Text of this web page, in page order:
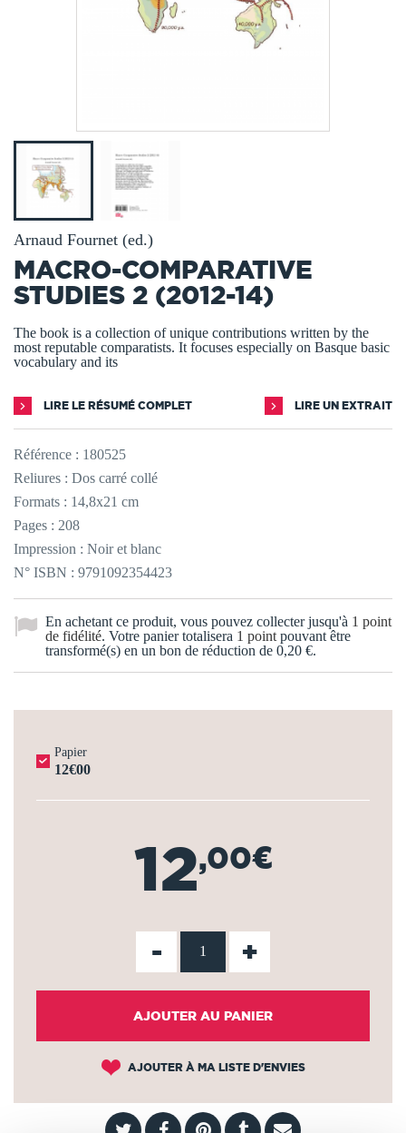
Arnaud Fournet (ed.)
MACRO-COMPARATIVE
STUDIES 2 (2012-14)
The book is a collection of unique contributions written by the
most reputable comparatists. It focuses especially on Basque basic
vocabulary and its
LIRE LE RÉSUMÉ COMPLET LIRE UN EXTRAIT
Référence : 180525
Reliures : Dos carré collé
Formats : 14,8x21 cm
Pages : 208
Impression : Noir et blanc
N° ISBN : 9791092354423
En achetant ce produit, vous pouvez collecter jusqu'à 1 point
de fidélité. Votre panier totalisera 1 point pouvant être
transformé(s) en un bon de réduction de 0,20 €.
Papier
12€00
12,00€
- +
AJOUTER AU PANIER
AJOUTER À MA LISTE D'ENVIES